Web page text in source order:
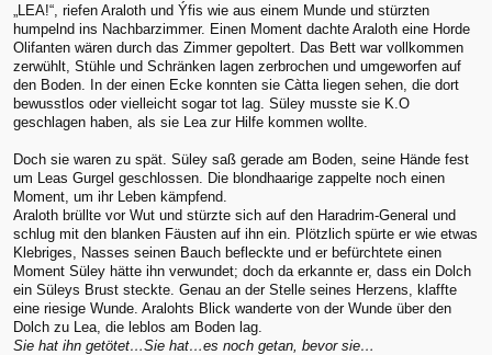
„LEA!“, riefen Araloth und Ýfis wie aus einem Munde und stürzten
humpelnd ins Nachbarzimmer. Einen Moment dachte Araloth eine Horde
Olifanten wären durch das Zimmer gepoltert. Das Bett war vollkommen
zerwühlt, Stühle und Schränken lagen zerbrochen und umgeworfen auf
den Boden. In der einen Ecke konnten sie Càtta liegen sehen, die dort
bewusstlos oder vielleicht sogar tot lag. Süley musste sie K.O
geschlagen haben, als sie Lea zur Hilfe kommen wollte.
Doch sie waren zu spät. Süley saß gerade am Boden, seine Hände fest
um Leas Gurgel geschlossen. Die blondhaarige zappelte noch einen
Moment, um ihr Leben kämpfend.
Araloth brüllte vor Wut und stürzte sich auf den Haradrim-General und
schlug mit den blanken Fäusten auf ihn ein. Plötzlich spürte er wie etwas
Klebriges, Nasses seinen Bauch befleckte und er befürchtete einen
Moment Süley hätte ihn verwundet; doch da erkannte er, dass ein Dolch
ein Süleys Brust steckte. Genau an der Stelle seines Herzens, klaffte
eine riesige Wunde. Aralohts Blick wanderte von der Wunde über den
Dolch zu Lea, die leblos am Boden lag.
Sie hat ihn getötet…Sie hat…es noch getan, bevor sie…